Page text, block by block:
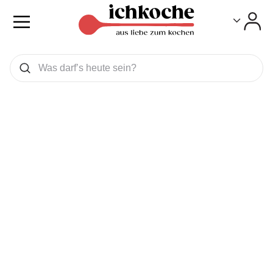
Was wollen Sie suchen
Suchen